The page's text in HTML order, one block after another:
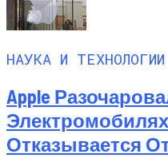
НАУКА И ТЕХНОЛОГИИ
Apple
Отказывается